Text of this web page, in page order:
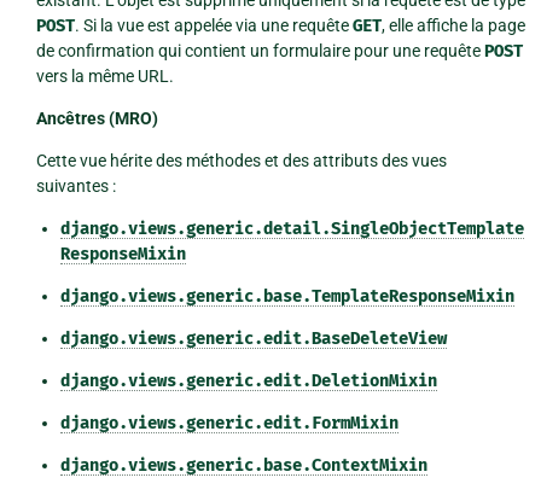
POST. Si la vue est appelée via une requêteGET, elle affiche la page
de confirmation qui contient un formulaire pour une requêtePOST
vers la même URL.
Ancêtres (MRO)
Cette vue hérite des méthodes et des attributs des vues
suivantes :
django.views.generic.detail.SingleObjectTemplate
ResponseMixin
django.views.generic.base.TemplateResponseMixin
django.views.generic.edit.BaseDeleteView
django.views.generic.edit.DeletionMixin
django.views.generic.edit.FormMixin
django.views.generic.base.ContextMixin